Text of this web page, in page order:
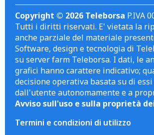
Copyright © 2026 Teleborsa P.IVA
Tutti i diritti riservati. E' vietata la
anche parziale del materiale
Software, design e tecnologia di
su server farm Teleborsa. I dati, le
grafici hanno carattere indicativo;
decisione operativa basata su di
dall'utente autonomamente e a
Avviso sull'uso e sulla proprietà
Termini e condizioni di utilizzo